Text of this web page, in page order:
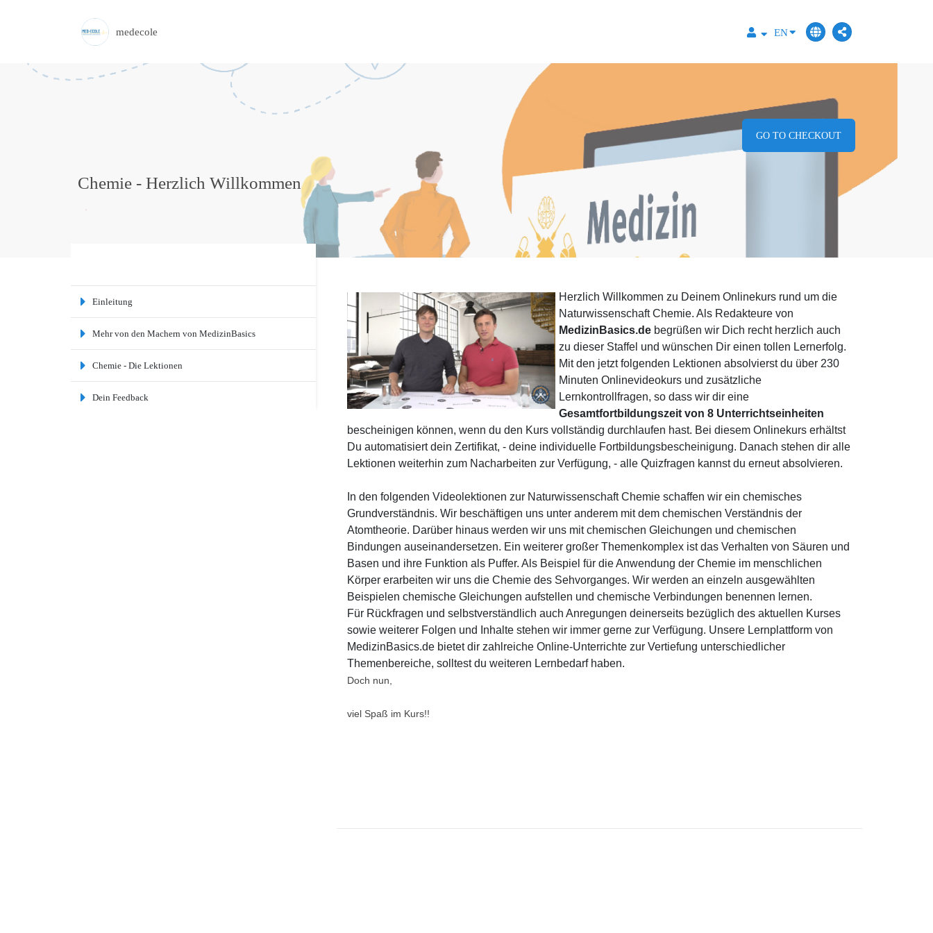
medecole EN
Chemie - Herzlich Willkommen
GO TO CHECKOUT
Einleitung
Mehr von den Machern von MedizinBasics
Chemie - Die Lektionen
Dein Feedback
Herzlich Willkommen zu Deinem Onlinekurs rund um die
Naturwissenschaft Chemie. Als Redakteure von
MedizinBasics.de begrüßen wir Dich recht herzlich auch
zu dieser Staffel und wünschen Dir einen tollen Lernerfolg.
Mit den jetzt folgenden Lektionen absolvierst du über 230
Minuten Onlinevideokurs und zusätzliche
Lernkontrollfragen, so dass wir dir eine
Gesamtfortbildungszeit von 8 Unterrichtseinheiten
bescheinigen können, wenn du den Kurs vollständig durchlaufen hast. Bei diesem Onlinekurs erhältst
Du automatisiert dein Zertifikat, - deine individuelle Fortbildungsbescheinigung. Danach stehen dir alle
Lektionen weiterhin zum Nacharbeiten zur Verfügung, - alle Quizfragen kannst du erneut absolvieren.
In den folgenden Videolektionen zur Naturwissenschaft Chemie schaffen wir ein chemisches
Grundverständnis. Wir beschäftigen uns unter anderem mit dem chemischen Verständnis der
Atomtheorie. Darüber hinaus werden wir uns mit chemischen Gleichungen und chemischen
Bindungen auseinandersetzen. Ein weiterer großer Themenkomplex ist das Verhalten von Säuren und
Basen und ihre Funktion als Puffer. Als Beispiel für die Anwendung der Chemie im menschlichen
Körper erarbeiten wir uns die Chemie des Sehvorganges. Wir werden an einzeln ausgewählten
Beispielen chemische Gleichungen aufstellen und chemische Verbindungen benennen lernen.
Für Rückfragen und selbstverständlich auch Anregungen deinerseits bezüglich des aktuellen Kurses
sowie weiterer Folgen und Inhalte stehen wir immer gerne zur Verfügung. Unsere Lernplattform von
MedizinBasics.de bietet dir zahlreiche Online-Unterrichte zur Vertiefung unterschiedlicher
Themenbereiche, solltest du weiteren Lernbedarf haben.
Doch nun,
viel Spaß im Kurs!!